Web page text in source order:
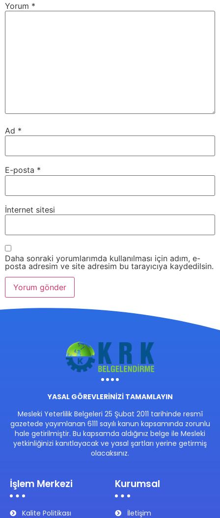
Yorum *
Ad *
E-posta *
İnternet sitesi
Daha sonraki yorumlarımda kullanılması için adım, e-
posta adresim ve site adresim bu tarayıcıya kaydedilsin.
YASAL GÖREVLERİNİZİ TAMAMLAYIN
Mesleki Yeterlilik Belgeleri 25 Şubat 2011 tarihinde resmî
gazetede yayımlanan 6111 sayılı kanun kapsamında zorunlu
hale getirilmiştir. Bu kapsamda aldığınız belge ile Mesleki
yetkinliğinizi kanıtlayacak ve yasal şartları yerine getirmiş
olacaksınız.
İşlem Merkezi
Kalite Politikası
Kurumsal
İletişim